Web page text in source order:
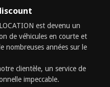
est devenu un
de véhicules en courte et
nombreuses années sur le
clientèle, un service de
impeccable.